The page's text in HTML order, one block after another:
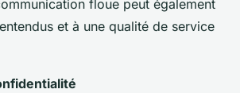
floue peut également
et à une qualité de service